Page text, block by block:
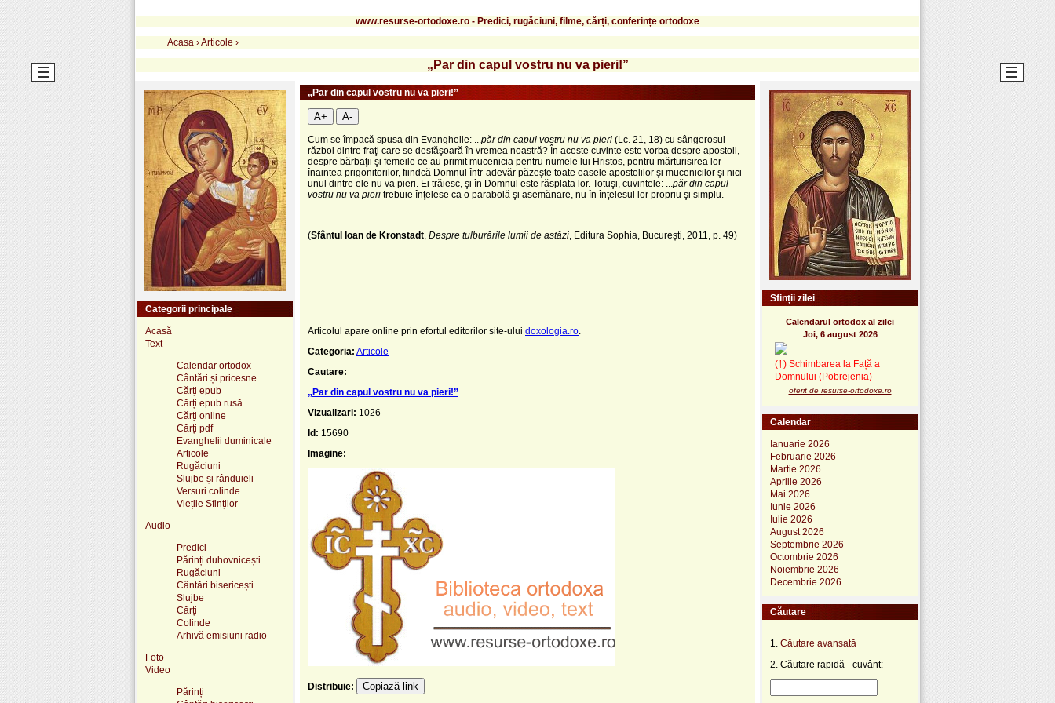
www.resurse-ortodoxe.ro - Predici, rugăciuni, filme, cărți, conferințe ortodoxe
Acasa ›Articole ›
„Par din capul vostru nu va pieri!”
„Par din capul vostru nu va pieri!”
A+ A-
Cum se împacă spusa din Evanghelie: ... păr din capul vostru nu va pieri (Lc. 21, 18) cu sângerosul
război dintre fraţi care se desfăşoară în vremea noastră? În aceste cuvinte este vorba despre apostoli,
despre bărbaţii şi femeile ce au primit mucenicia pentru numele lui Hristos, pentru mărturisirea lor
înaintea prigonitorilor, fiindcă Domnul într-adevăr păzeşte toate oasele apostolilor şi mucenicilor şi nici
unul dintre ele nu va pieri. Ei trăiesc, şi în Domnul este răsplata lor. Totuşi, cuvintele: ... păr din capul
vostru nu va pieri trebuie înţelese ca o parabolă şi asemănare, nu în înţelesul lor propriu şi simplu.
(Sfântul Ioan de Kronstadt Despre tulburările lumii de astăzi , Editura Sophia, București, 2011, p. 49)
Articolul apare online prin efortul editorilor site-ului doxologia.ro
Categoria: Articole
Cautare:
„Par din capul vostru nu va pieri!”
Vizualizari: 1026
Id: 15690
Imagine:
Distribuie: Copiază link
Categorii principale
Acasă
Text
Calendar ortodox
Cântări și pricesne
Cărți epub
Cărți epub rusă
Cărți online
Cărți pdf
Evanghelii duminicale
Articole
Rugăciuni
Slujbe și rânduieli
Versuri colinde
Viețile Sfinților
Audio
Predici
Părinți duhovnicești
Rugăciuni
Cântări bisericești
Slujbe
Cărți
Colinde
Arhivă emisiuni radio
Foto
Video
Părinți
Sfinții zilei
Calendarul ortodox al zilei
Joi, 6 august 2026
(†) Schimbarea la Față a
Domnului (Pobrejenia)
oferit de resurse-ortodoxe.ro
Calendar
Ianuarie 2026
Februarie 2026
Martie 2026
Aprilie 2026
Mai 2026
Iunie 2026
Iulie 2026
August 2026
Septembrie 2026
Octombrie 2026
Noiembrie 2026
Decembrie 2026
Căutare
1. Căutare avansată
2. Căutare rapidă - cuvânt: